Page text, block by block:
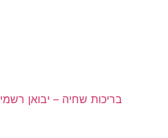
בריכות שחיה – יבואן רשמי